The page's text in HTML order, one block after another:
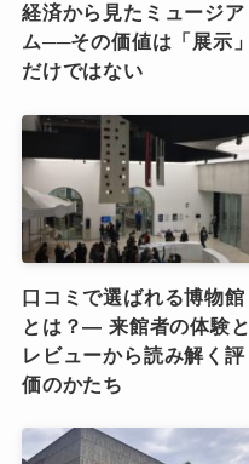
経済から見たミュージア
ム──その価値は「展示」
だけではない
口コミで選ばれる博物館
とは？― 来館者の体験と
レビューから読み解く評
価のかたち